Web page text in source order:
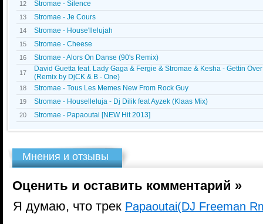
12 Stromae - Silence
13 Stromae - Je Cours
14 Stromae - House'llelujah
15 Stromae - Cheese
16 Stromae - Alors On Danse (90's Remix)
17
David Guetta feat. Lady Gaga & Fergie & Stromae & Kesha - Gettin
(Remix by DjCK & B - One)
18 Stromae - Tous Les Memes New From Rock Guy
19 Stromae - Houselleluja - Dj Dilik feat Ayzek (Klaas Mix)
20 Stromae - Papaoutai [NEW Hit 2013]
Мнения и отзывы
Оценить и оставить комментарий »
Я думаю, что трек Papaoutai(DJ Freeman